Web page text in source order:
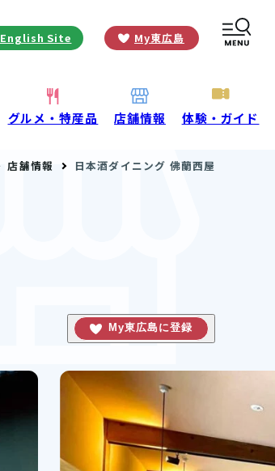
English Site My東広島
グルメ・特産品 店舗情報 体験・ガイド
店舗情報 日本酒ダイニング 佛蘭西屋
My東広島に登録
お役立ち情報
お知らせ
酒蔵営業時間
観光に関するお問い合わせ